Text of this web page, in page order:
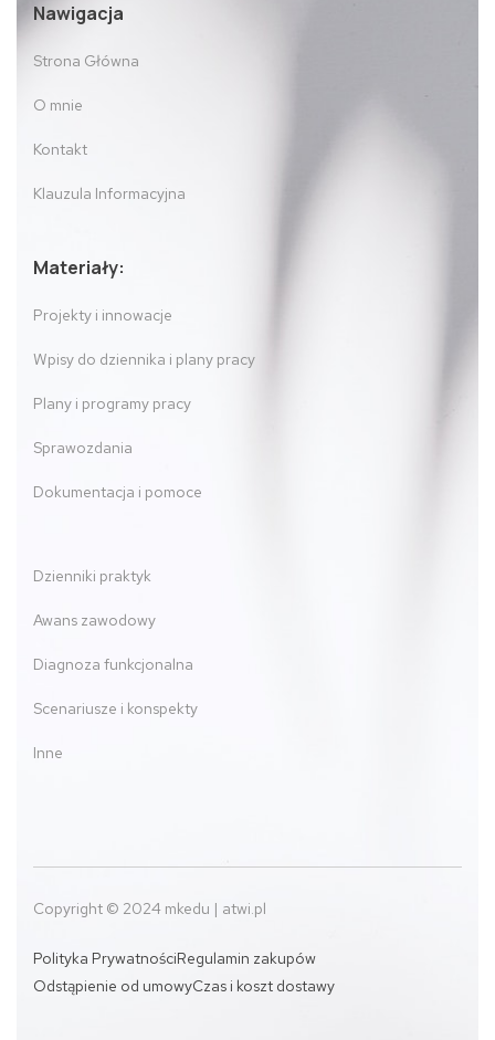
Nawigacja
Strona Główna
O mnie
Kontakt
Klauzula Informacyjna
Materiały:
Projekty i innowacje
Wpisy do dziennika i plany pracy
Plany i programy pracy
Sprawozdania
Dokumentacja i pomoce
Dzienniki praktyk
Awans zawodowy
Diagnoza funkcjonalna
Scenariusze i konspekty
Inne
Copyright © 2024 mkedu | atwi.pl
Polityka PrywatnościRegulamin zakupów
Odstąpienie od umowyCzas i koszt dostawy